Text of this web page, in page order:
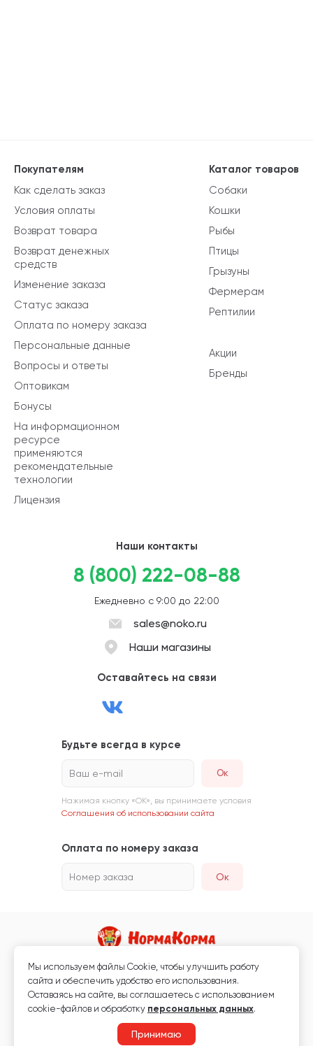
Каталог товаров
Собаки
Кошки
Рыбы
Птицы
Грызуны
Фермерам
Рептилии
Акции
Бренды
Покупателям
Как сделать заказ
Условия оплаты
Возврат товара
Возврат денежных
средств
Изменение заказа
Статус заказа
Оплата по номеру заказа
Персональные данные
Вопросы и ответы
Оптовикам
Бонусы
На информационном
ресурсе
применяются
рекомендательные
технологии
Лицензия
Наши контакты
8 (800) 222-08-88
Ежедневно с 9:00 до 22:00
sales@noko.ru
Наши магазины
Оставайтесь на связи
Будьте всегда в курсе
Ваш e-mail
Нажимая кнопку «ОК», вы принимаете условия
Соглашения об использовании сайта
Оплата по номеру заказа
Номер заказа Ок
Магазин кормов для животных и ветаптека
Любая информация, размещённая на сайте, не является публичной
офертой.
Мы используем файлы Сookie, чтобы улучшить работу
сайта и обеспечить удобство его использования.
Оставаясь на сайте, вы соглашаетесь с использованием
cookie-файлов и обработку персональных данных.
Принимаю